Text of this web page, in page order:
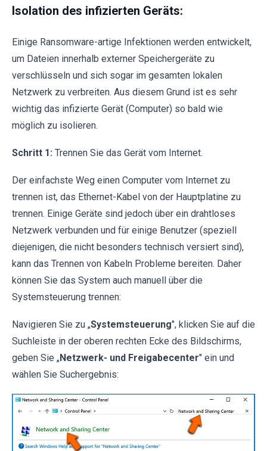
Isolation des infizierten Geräts:
Einige Ransomware-artige Infektionen werden entwickelt,
um Dateien innerhalb externer Speichergeräte zu
verschlüsseln und sich sogar im gesamten lokalen
Netzwerk zu verbreiten. Aus diesem Grund ist es sehr
wichtig das infizierte Gerät (Computer) so bald wie
möglich zu isolieren.
Schritt 1: Trennen Sie das Gerät vom Internet.
Der einfachste Weg einen Computer vom Internet zu
trennen ist, das Ethernet-Kabel von der Hauptplatine zu
trennen. Einige Geräte sind jedoch über ein drahtloses
Netzwerk verbunden und für einige Benutzer (speziell
diejenigen, die nicht besonders technisch versiert sind),
kann das Trennen von Kabeln Probleme bereiten. Daher
können Sie das System auch manuell über die
Systemsteuerung trennen:
Navigieren Sie zu „Systemsteuerung", klicken Sie auf die
Suchleiste in der oberen rechten Ecke des Bildschirms,
geben Sie „Netzwerk- und Freigabecenter" ein und
wählen Sie Suchergebnis: